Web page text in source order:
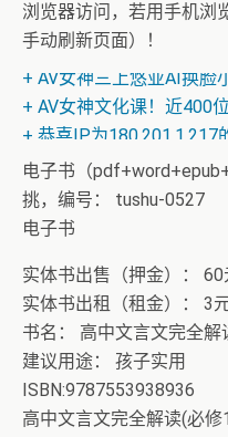
浏览器访问，若用手机浏
手动刷新页面）！
+ 恭喜IP为180.201.1.217
理系统核心算法》众筹一
+ AV女神三上悠亚AI换脸
+ AV女神文化课！近400
+ 恭喜IP为180.201.1.217
理系统核心算法》众筹一
电子书（
挑，编号： tushu-0527
电子书
实体书出售（押金）： 60
实体书出租（租金）： 3
书名： 高中文言文完全
建议用途： 孩子实用
ISBN:9787553938936
高中文言文完全解读(必